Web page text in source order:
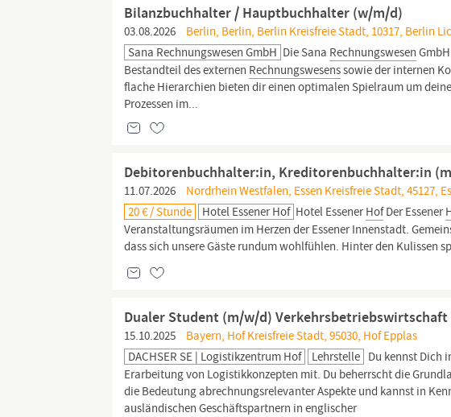
Bilanzbuchhalter / Hauptbuchhalter (w/m/d)
03.08.2026
Berlin, Berlin, Berlin Kreisfreie Stadt, 10317, Berlin
Sana Rechnungswesen GmbH Die Sana Rechnungswesen
Bestandteil des externen Rechnungswesenssowie der internen
flache Hierarchien bieten dir einen optimalen Spielraum um
Prozessen im...
Debitorenbuchhalter:in, Kreditorenbuchhalter:in
11.07.2026
Nordrhein Westfalen, Essen Kreisfreie Stadt, 45127,
20 € / Stunde
Hotel Essener Hof Hotel EssenerHofDer Essener
Veranstaltungsräumen im Herzen der Essener Innenstadt.
dass sich unsere Gäste rundum wohlfühlen. Hinter den
Dualer Student (m/w/d)
15.10.2025
Bayern, Hof Kreisfreie Stadt, 95030, Hof Epplas
DACHSER SE | Logistikzentrum Hof
Lehrstelle Du kennst Dich
Erarbeitung von Logistikkonzepten mit. Du beherrscht die
die Bedeutung abrechnungsrelevanter Aspekte und kannst in
ausländischen Geschäftspartnern in englischer